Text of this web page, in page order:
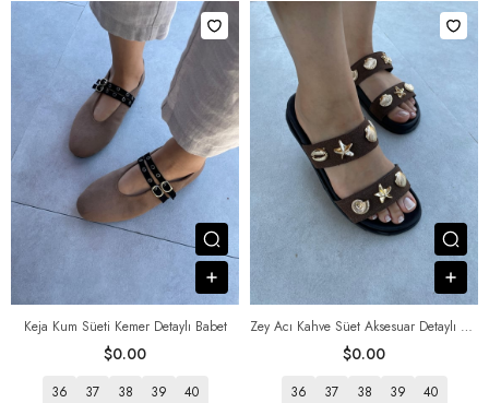
Keja Kum Süeti Kemer Detaylı Babet
$0.00
36 37 38 39 40
Zey Acı Kahve Süet Aksesuar Detaylı Terlik
$0.00
36 37 38 39 40